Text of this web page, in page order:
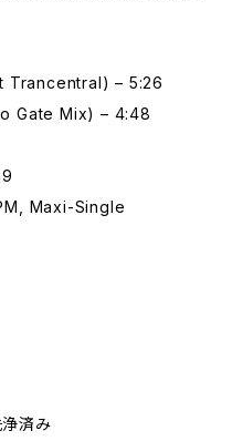
Trancentral) – 5:26
Gate Mix) – 4:48
Maxi-Single
済み